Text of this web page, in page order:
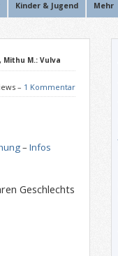
Kinder & Jugend Mehr
Mithu M.: Vulva
– 1 Kommentar
– Infos
Geschlechts